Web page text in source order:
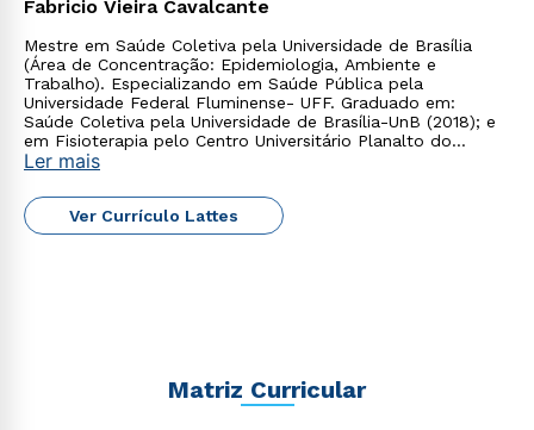
Fabricio Vieira Cavalcante
Mestre em Saúde Coletiva pela Universidade de Brasília
(Área de Concentração: Epidemiologia, Ambiente e
Trabalho). Especializando em Saúde Pública pela
Universidade Federal Fluminense- UFF. Graduado em:
Saúde Coletiva pela Universidade de Brasília-UnB (2018); e
em Fisioterapia pelo Centro Universitário Planalto do
Distrito Federal (2017).
Ler mais
Ver Currículo Lattes
Matriz Curricular
WhatsApp
ou